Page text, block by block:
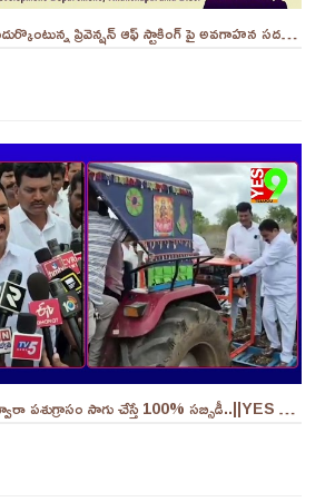
మహిళలు, విద్యార్తినిలు ఎదుర్కొంటున్న ప్రివెన్షన్ ఆఫ్ స్టాకింగ్ పై అవగాహన సదస్సు.. - ||YES 9TV
హరిత గోపాల పథకం ద్వారా పశుగ్రాసం సాగు చేస్తే 100% సబ్సిడీ..||YES 9TV